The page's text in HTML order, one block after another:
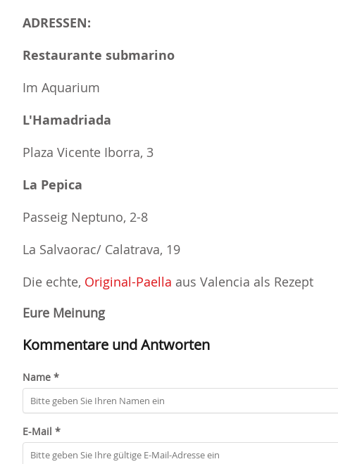
ADRESSEN:
Restaurante submarino
Im Aquarium
L'Hamadriada
Plaza Vicente Iborra, 3
La Pepica
Passeig Neptuno, 2-8
La Salvaorac/ Calatrava, 19
Die echte, Original-Paella aus Valencia als Rezept
Eure Meinung
Kommentare und Antworten
Name *
E-Mail *